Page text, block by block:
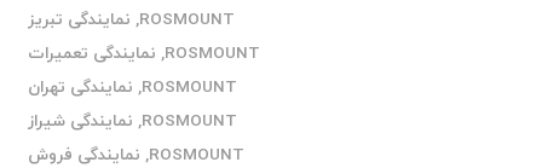
ROSMOUNT
, نمایندگی تبریز
ROSMOUNT
, نمایندگی تعمیرات
ROSMOUNT
, نمایندگی تهران
ROSMOUNT
, نمایندگی شیراز
ROSMOUNT
, نمایندگی فروش